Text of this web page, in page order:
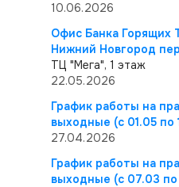
10.06.2026
Офис Банка Горящих
Нижний Новгород
ТЦ "Мега", 1 этаж
22.05.2026
График работы на
выходные (с 01.05 по
27.04.2026
График работы на
выходные (с 07.03